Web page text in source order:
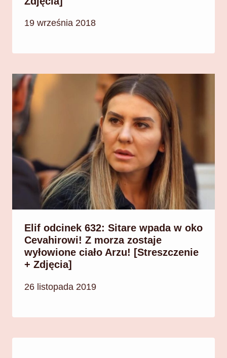
19 września 2018
Elif odcinek 632: Sitare wpada w oko
Cevahirowi! Z morza zostaje
wyłowione ciało Arzu! [Streszczenie
+ Zdjęcia]
26 listopada 2019